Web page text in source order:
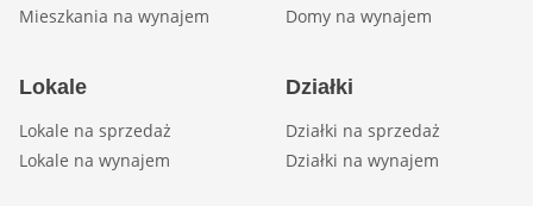
Mieszkania na wynajem
Domy na wynajem
Lokale
Lokale na sprzedaż
Lokale na wynajem
Działki
Działki na sprzedaż
Działki na wynajem